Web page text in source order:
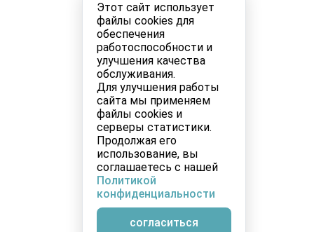
Этот сайт использует
файлы cookies для
обеспечения
работоспособности и
улучшения качества
обслуживания.
Для улучшения работы
сайта мы применяем
файлы cookies и
серверы статистики.
Продолжая его
использование, вы
соглашаетесь с нашей
Политикой
конфиденциальности
согласиться